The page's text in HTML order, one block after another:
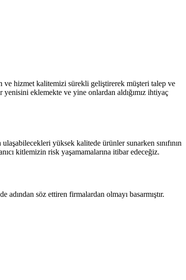
ve hizmet kalitemizi sürekli geliştirerek müşteri talep ve
eklemekte ve yine onlardan aldığımız ihtiyaç
yüksek kalitede ürünler sunarken sınıfının
kitlemizin risk yaşamamalarına itibar edeceğiz.
söz ettiren firmalardan olmayı basarmıştır.